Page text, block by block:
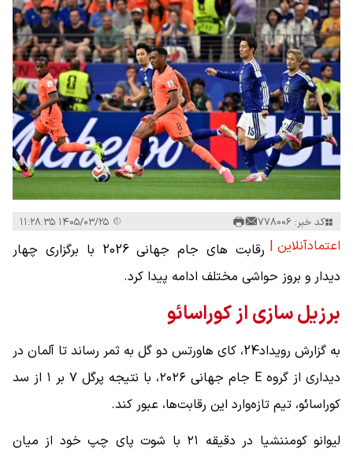
کد خبر: 778006
اعتمادآنلاین |
رقابت های جام جهانی 2026 با برگزاری چهار
دیدار و بروز حواشی مختلف ادامه پیدا کرد.
برزیل سازی از کوراسائو
به گزارش رویداد24، کای هاورتس دو گل به ثمر رساند تا آلمان در
دیداری از گروه E جام جهانی ۲۰۲۶، با نتیجه پرگل ۷ بر ۱ از سد
کوراسائو، تیم تازه‌وارد این رقابت‌ها، عبور کند.
لیوانو کومننشیا در دقیقه ۲۱ با شوت پای چپ خود از میان